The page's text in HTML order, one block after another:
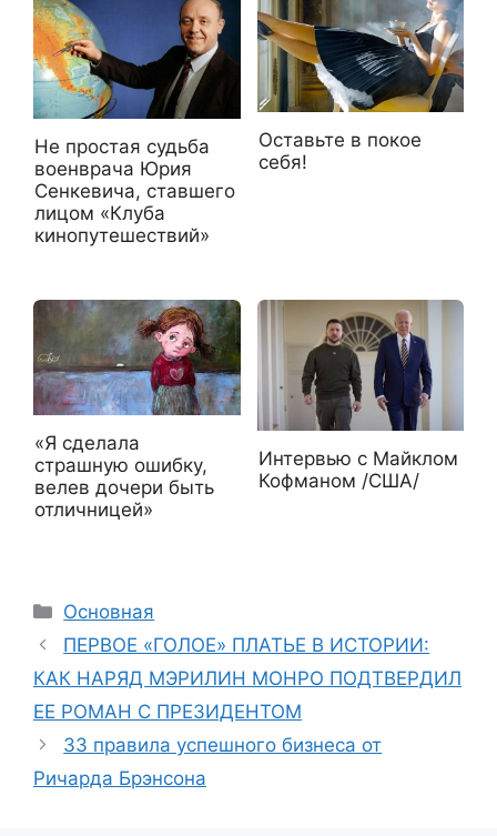
Не простая судьба
военврача Юрия
Сенкевича, ставшего
лицом «Клуба
кинопутешествий»
Оставьте в покое
себя!
«Я сделала
страшную ошибку,
велев дочери быть
отличницей»
Интервью с Майклом
Кофманом /США/
Рубрики
Основная
ПЕРВОЕ «ГОЛОЕ» ПЛАТЬЕ В ИСТОРИИ:
КАК НАРЯД МЭРИЛИН МОНРО ПОДТВЕРДИЛ
ЕЕ РОМАН С ПРЕЗИДЕНТОМ
33 правила успешного бизнеса от
Ричарда Брэнсона